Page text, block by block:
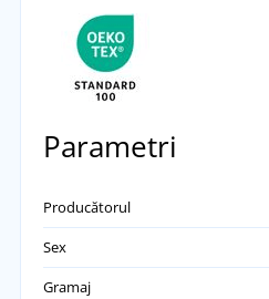
Parametri
Producătorul
Sex
Gramaj